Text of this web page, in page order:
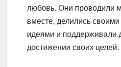
любовь. Они проводили
вместе, делились
идеями и поддерживали
достижении своих целей.